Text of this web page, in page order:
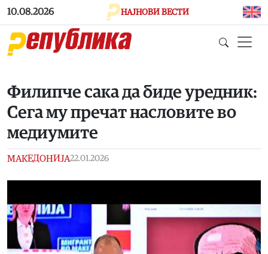
Skip to main content
10.08.2026 НАЈНОВИ ВЕСТИ
Филипче сака да биде уредник:
Сега му пречат насловите во
медиумите
МАКЕДОНИЈА22.01.2026